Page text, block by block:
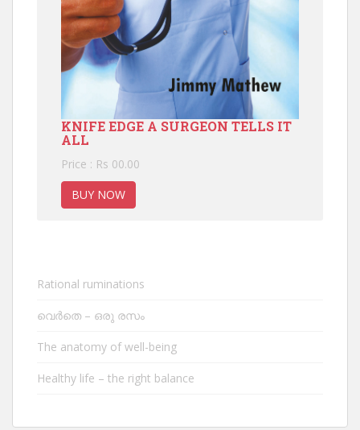
KNIFE EDGE A SURGEON TELLS IT
ALL
Price : Rs 00.00
BUY NOW
Rational ruminations
വെർതെ – ഒരു രസം
The anatomy of well-being
Healthy life – the right balance